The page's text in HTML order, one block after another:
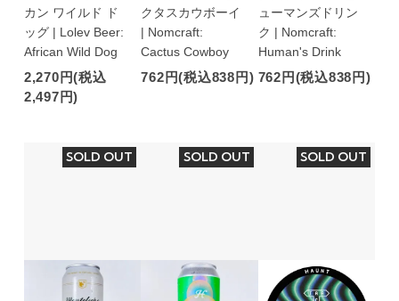
カン ワイルド ド
ッグ | Lolev Beer:
African Wild Dog
2,270円(税込
2,497円)
クタスカウボーイ
| Nomcraft:
Cactus Cowboy
762円(税込838円)
ューマンズドリン
ク | Nomcraft:
Human's Drink
762円(税込838円)
SOLD OUT SOLD OUT SOLD OUT